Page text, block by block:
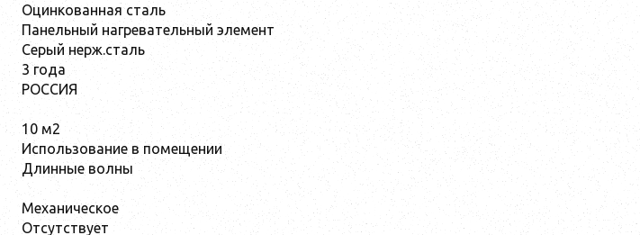
Оцинкованная сталь
Панельный нагревательный элемент
Серый нерж.сталь
3 года
РОССИЯ
10 м2
Использование в помещении
Длинные волны
Механическое
Отсутствует